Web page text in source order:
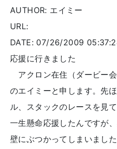
AUTHOR: エイミー
URL:
DATE: 07/26/2009
応援に行きました
アクロン在住（ダービー会
のエイミーと申します。先
ル、スタックのレースを見
一生懸命応援したんですが
壁にぶつかってしまいまし